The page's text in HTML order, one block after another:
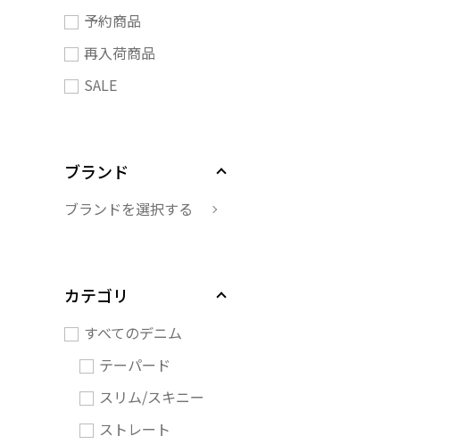
予約商品
再入荷商品
SALE
ブランド
ブランドを選択する
カテゴリ
すべてのデニム
テーパード
スリム/スキニー
ストレート